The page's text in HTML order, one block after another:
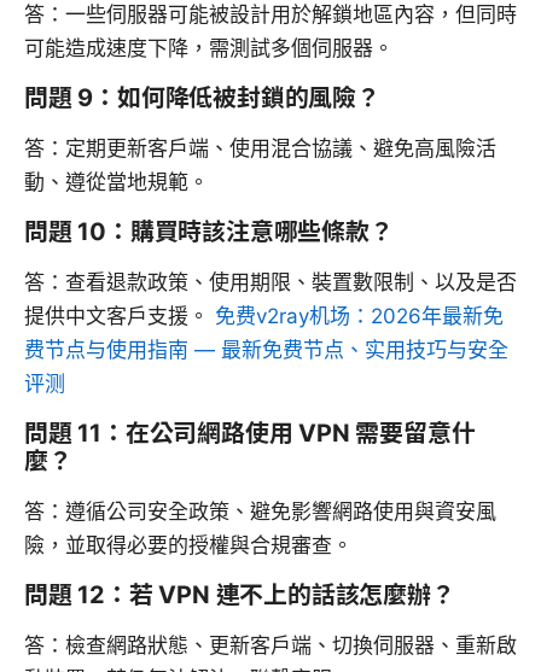
答：一些伺服器可能被設計用於解鎖地區內容，但同時
可能造成速度下降，需測試多個伺服器。
問題 9：如何降低被封鎖的風險？
答：定期更新客戶端、使用混合協議、避免高風險活
動、遵從當地規範。
問題 10：購買時該注意哪些條款？
答：查看退款政策、使用期限、裝置數限制、以及是否
提供中文客戶支援。 免费v2ray机场：2026年最新免
费节点与使用指南 — 最新免费节点、实用技巧与安全
评测
問題 11：在公司網路使用 VPN 需要留意什
麼？
答：遵循公司安全政策、避免影響網路使用與資安風
險，並取得必要的授權與合規審查。
問題 12：若 VPN 連不上的話該怎麼辦？
答：檢查網路狀態、更新客戶端、切換伺服器、重新啟